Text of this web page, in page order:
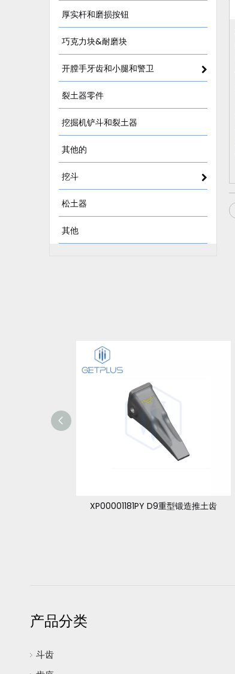
厚实杆和磨损按钮
巧克力块&耐磨块
开膛手牙齿和小腿和警卫
裂土器零件
挖掘机铲斗和裂土器
其他的
挖斗
松土器
其他
XP00001181PY D9重型锻造推土齿
产品分类
斗齿